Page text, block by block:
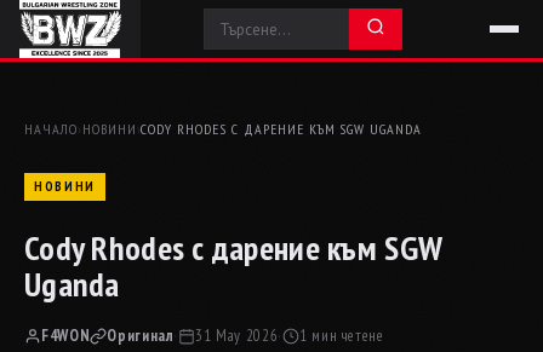
НАЧАЛО› НОВИНИ ›CODY RHODES С ДАРЕНИЕ КЪМ SGW UGANDA
НОВИНИ
Cody Rhodes с дарение към SGW
Uganda
F4WON Оригинал· 31 May 2026· 1 мин четене